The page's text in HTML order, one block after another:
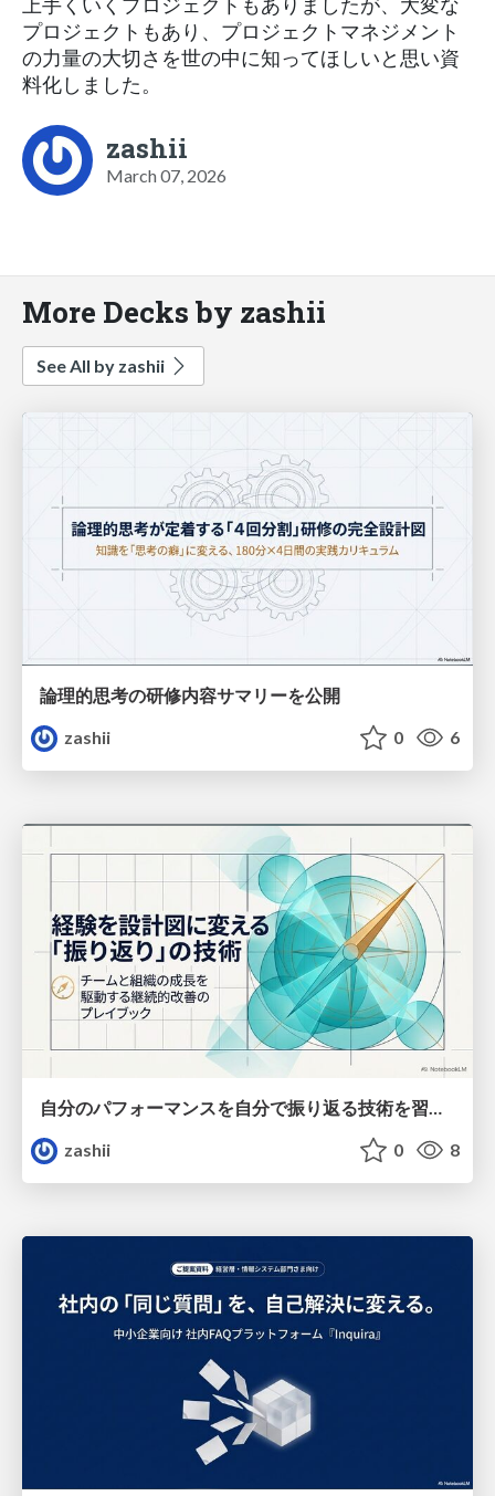
上手くいくプロジェクトもありましたが、大変な
プロジェクトもあり、プロジェクトマネジメント
の力量の大切さを世の中に知ってほしいと思い資
料化しました。
zashii
March 07, 2026
More Decks by zashii
See All by zashii
論理的思考の研修内容サマリーを公開
zashii
0 6
zashii
0 8